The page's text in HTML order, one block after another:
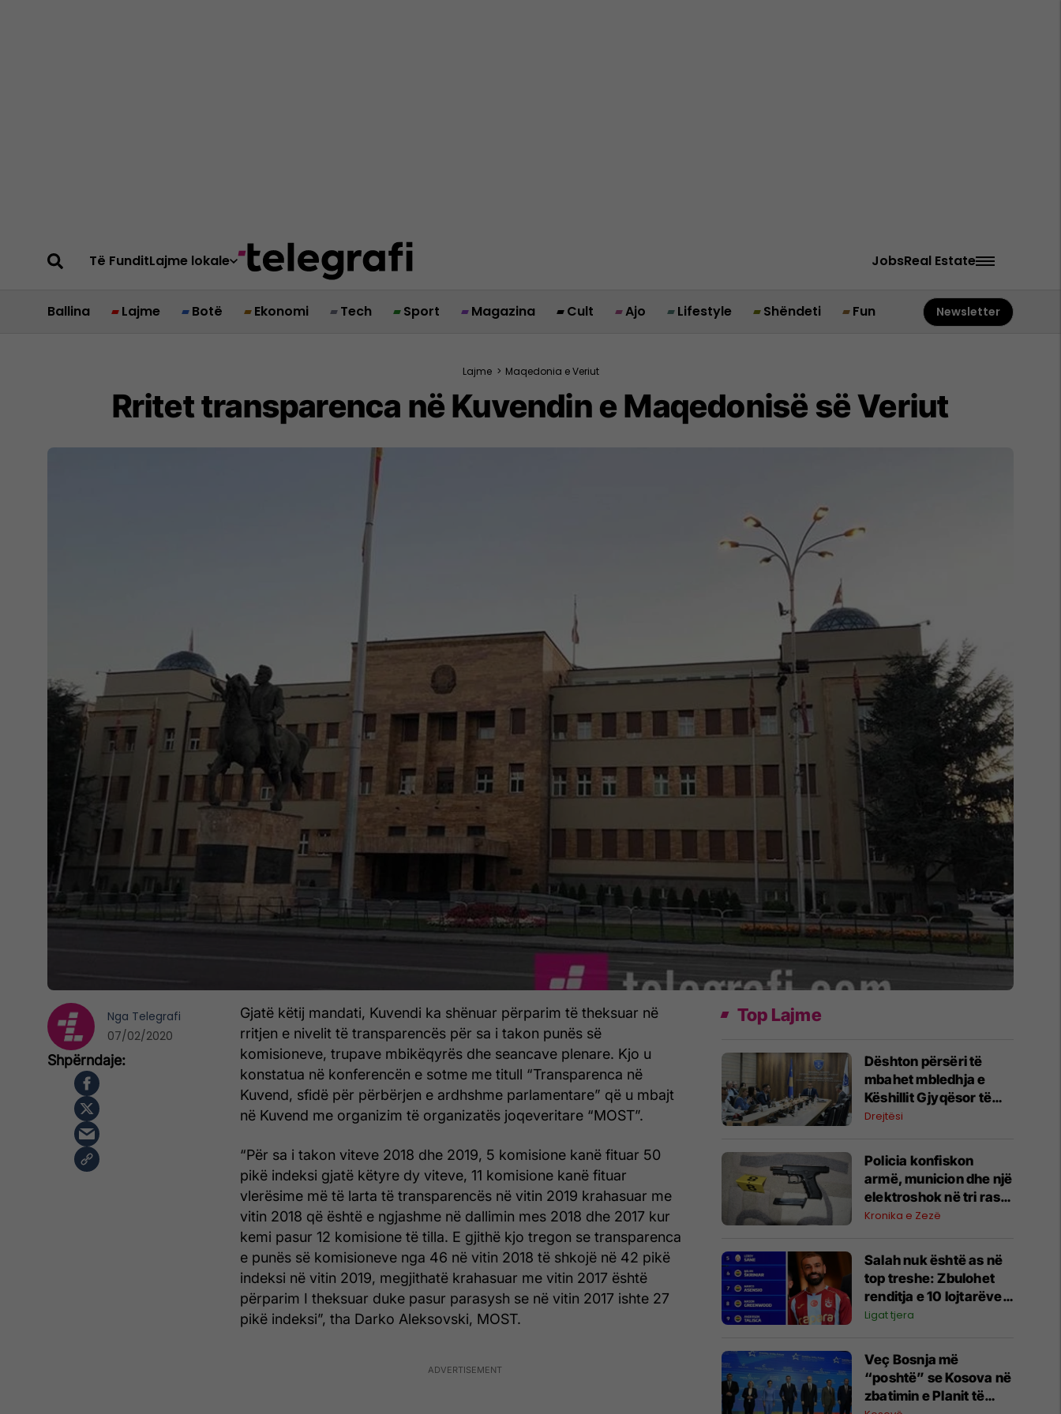
Të FunditLajme lokale JobsReal Estate
Ballina Lajme Botë Ekonomi Tech Sport Magazina Cult Ajo Lifestyle Shëndeti Fun Newsletter
Lajme > Maqedonia e Veriut
Rritet transparenca në Kuvendin e Maqedonisë së Veriut
Gjatë këtij mandati, Kuvendi ka shënuar përparim të theksuar në
rritjen e nivelit të transparencës për sa i takon punës së
komisioneve, trupave mbikëqyrës dhe seancave plenare. Kjo u
konstatua në konferencën e sotme me titull “Transparenca në
Kuvend, sfidë për përbërjen e ardhshme parlamentare” që u mbajt
në Kuvend me organizim të organizatës joqeveritare “MOST”.
“Për sa i takon viteve 2018 dhe 2019, 5 komisione kanë fituar 50
pikë indeksi gjatë këtyre dy viteve, 11 komisione kanë fituar
vlerësime më të larta të transparencës në vitin 2019 krahasuar me
vitin 2018 që është e ngjashme në dallimin mes 2018 dhe 2017 kur
kemi pasur 12 komisione të tilla. E gjithë kjo tregon se transparenca
e punës së komisioneve nga 46 në vitin 2018 të shkojë në 42 pikë
indeksi në vitin 2019, megjithatë krahasuar me vitin 2017 është
përparim I theksuar duke pasur parasysh se në vitin 2017 ishte 27
pikë indeksi”, tha Darko Aleksovski, MOST.
Nga Telegrafi
07/02/2020
Top Lajme
​Dështon përsëri të
mbahet mbledhja e
Këshillit Gjyqësor të
Kosovës
Drejtësi
Policia konfiskon
armë, municion dhe një
elektroshok në tri raste
të ndara në Podujevë,
Prishtinë
Kronika e Zezë
Salah nuk është as në
top treshe: Zbulohet
renditja e 10 lojtarëve
më të paguar në Turqi
Ligat tjera
​Veç Bosnja më
“poshtë” se Kosova në
zbatimin e Planit të